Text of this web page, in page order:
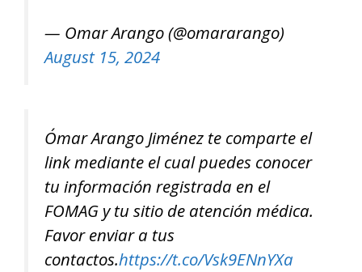
— Omar Arango (@omararango)
August 15, 2024
Ómar Arango Jiménez te comparte el
link mediante el cual puedes conocer
tu información registrada en el
FOMAG y tu sitio de atención médica.
Favor enviar a tus
contactos.https://t.co/Vsk9ENnYXa